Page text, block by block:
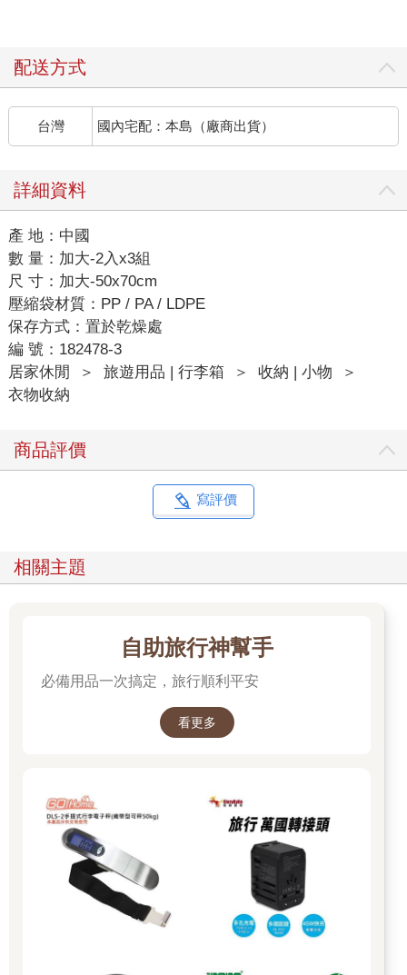
配送方式
台灣 國內宅配：本島（廠商出貨）
詳細資料
產 地：中國
數 量：加大-2入x3組
尺 寸：加大-50x70cm
壓縮袋材質：PP / PA / LDPE
保存方式：置於乾燥處
編 號：182478-3
居家休閒
＞ 旅遊用品 | 行李箱 ＞ 收納 | 小物
＞
衣物收納
商品評價
寫評價
相關主題
自助旅行神幫手
必備用品一次搞定，旅行順利平安
看更多